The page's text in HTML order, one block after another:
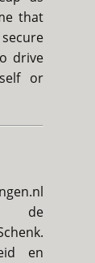
that
drive
or
de
en